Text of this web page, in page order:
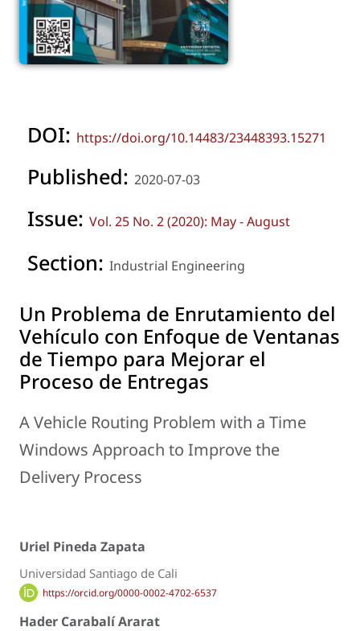
DOI: https://doi.org/10.14483/23448393.15271
Published: 2020-07-03
Issue: Vol. 25 No. 2 (2020): May - August
Section: Industrial Engineering
Un Problema de Enrutamiento del
Vehículo con Enfoque de Ventanas
de Tiempo para Mejorar el
Proceso de Entregas
A Vehicle Routing Problem with a Time
Windows Approach to Improve the
Delivery Process
Uriel Pineda Zapata
Universidad Santiago de Cali
https://orcid.org/0000-0002-4702-6537
Hader Carabalí Ararat